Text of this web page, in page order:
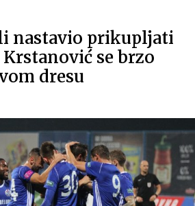
nastavio prikupljati
se brzo
dresu